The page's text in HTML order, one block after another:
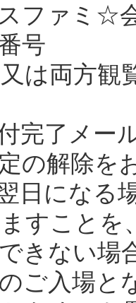
ファミ☆
号
両方観
完了メー
定の解除を
日になる
すことを
できない
ご入場と